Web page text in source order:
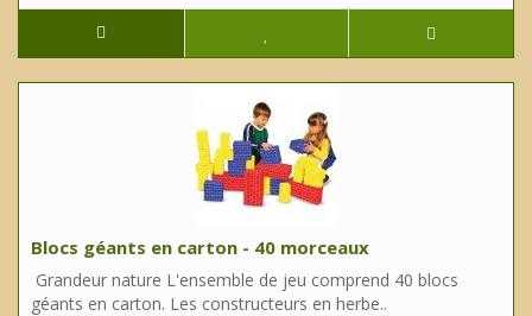
Blocs géants en carton - 40 morceaux
Grandeur nature L'ensemble de jeu comprend 40 blocs
géants en carton. Les constructeurs en herbe..